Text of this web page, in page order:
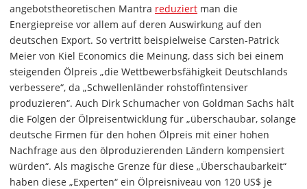
angebotstheoretischen Mantra reduziert man die
Energiepreise vor allem auf deren Auswirkung auf den
deutschen Export. So vertritt beispielweise Carsten-Patrick
Meier von Kiel Economics die Meinung, dass sich bei einem
steigenden Ölpreis „die Wettbewerbsfähigkeit Deutschlands
verbessere“, da „Schwellenländer rohstoffintensiver
produzieren“. Auch Dirk Schumacher von Goldman Sachs hält
die Folgen der Ölpreisentwicklung für „überschaubar, solange
deutsche Firmen für den hohen Ölpreis mit einer hohen
Nachfrage aus den ölproduzierenden Ländern kompensiert
würden“. Als magische Grenze für diese „Überschaubarkeit“
haben diese „Experten“ ein Ölpreisniveau von 120 US$ je